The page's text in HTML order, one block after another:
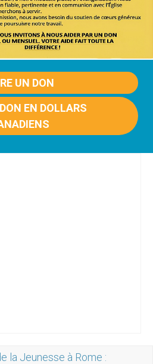
UN DON
EN DOLLARS
la Jeunesse à Rome :